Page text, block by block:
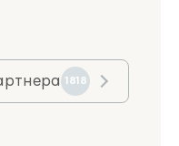
1818